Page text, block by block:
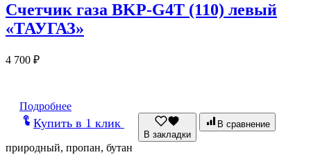
Счетчик газа BKP-G4T (110) левый
«ТАУГАЗ»
4 700 ₽
Подробнее
Купить в 1 клик
В закладки
В сравнение
природный, пропан, бутан